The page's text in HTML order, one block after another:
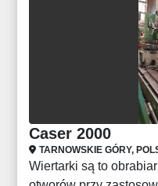
Caser 2000
TARNOWSKIE GÓRY,
Wiertarki są to